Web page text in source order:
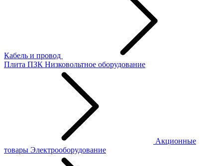
Кабель и провод
Плита ПЗК Низковольтное оборудование
Акционные
товары Электрооборудование